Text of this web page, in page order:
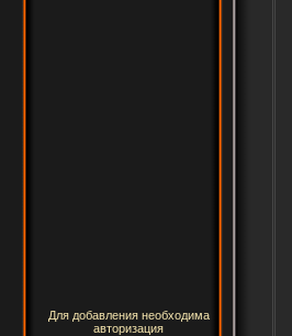
Для добавления необходима
авторизация